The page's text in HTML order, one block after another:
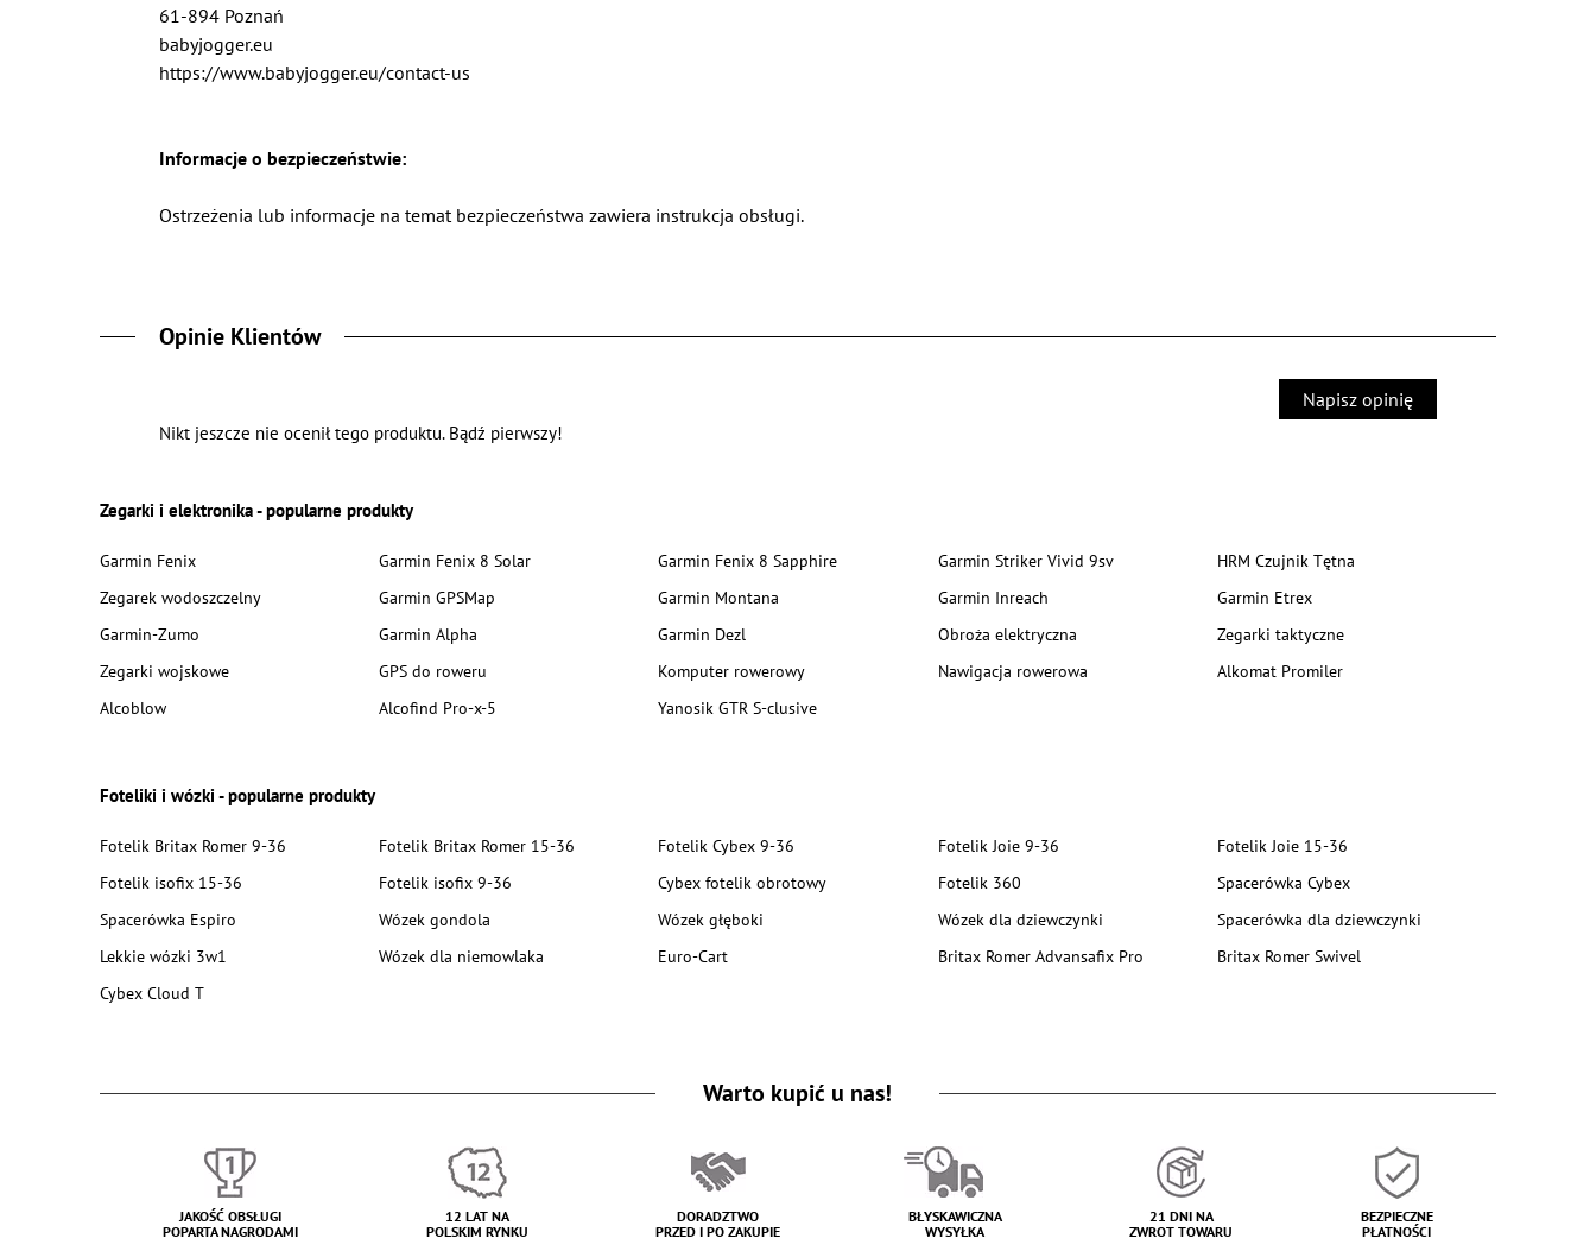
61-894 Poznań
babyjogger.eu
https://www.babyjogger.eu/contact-us
Informacje o bezpieczeństwie:
Ostrzeżenia lub informacje na temat bezpieczeństwa zawiera instrukcja obsługi.
Opinie Klientów
Napisz opinię
Nikt jeszcze nie ocenił tego produktu. Bądź pierwszy!
Zegarki i elektronika - popularne produkty
Garmin Fenix Garmin Fenix 8 Solar Garmin Fenix 8 Sapphire Garmin Striker Vivid 9sv
HRM Czujnik Tętna
Zegarek wodoszczelny
Garmin GPSMap Garmin Montana Garmin Inreach
Garmin Etrex
Garmin-Zumo
Garmin Alpha Garmin Dezl Obroża elektryczna
Zegarki taktyczne
Zegarki wojskowe
GPS do roweru Komputer rowerowy Nawigacja rowerowa
Alkomat Promiler
Alcoblow
Alcofind Pro-x-5 Yanosik GTR S-clusive
Foteliki i wózki - popularne produkty
Fotelik Britax Romer 9-36 Fotelik Britax Romer 15-36 Fotelik Cybex 9-36 Fotelik Joie 9-36
Fotelik Joie 15-36
Fotelik isofix 15-36
Fotelik isofix 9-36 Cybex fotelik obrotowy Fotelik 360
Spacerówka Cybex
Spacerówka Espiro
Wózek gondola Wózek głęboki Wózek dla dziewczynki
Spacerówka dla dziewczynki
Lekkie wózki 3w1
Wózek dla niemowlaka Euro-Cart Britax Romer Advansafix Pro
Britax Romer Swivel
Cybex Cloud T
Warto kupić u nas!
JAKOŚĆ OBSŁUGI
POPARTA NAGRODAMI
12 LAT NA
POLSKIM RYNKU
DORADZTWO
PRZED I PO ZAKUPIE
BŁYSKAWICZNA
WYSYŁKA
21 DNI NA
ZWROT TOWARU
BEZPIECZNE
PŁATNOŚCI